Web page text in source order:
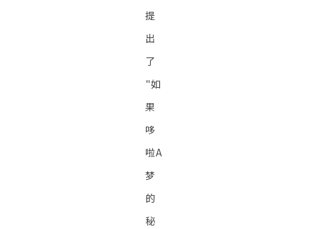
提
出
了
"如
果
哆
啦A
梦
的
秘